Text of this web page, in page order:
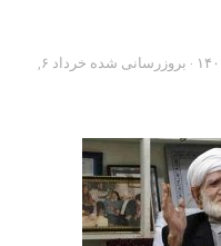
· بروزرسانی شده
خرداد ۶,